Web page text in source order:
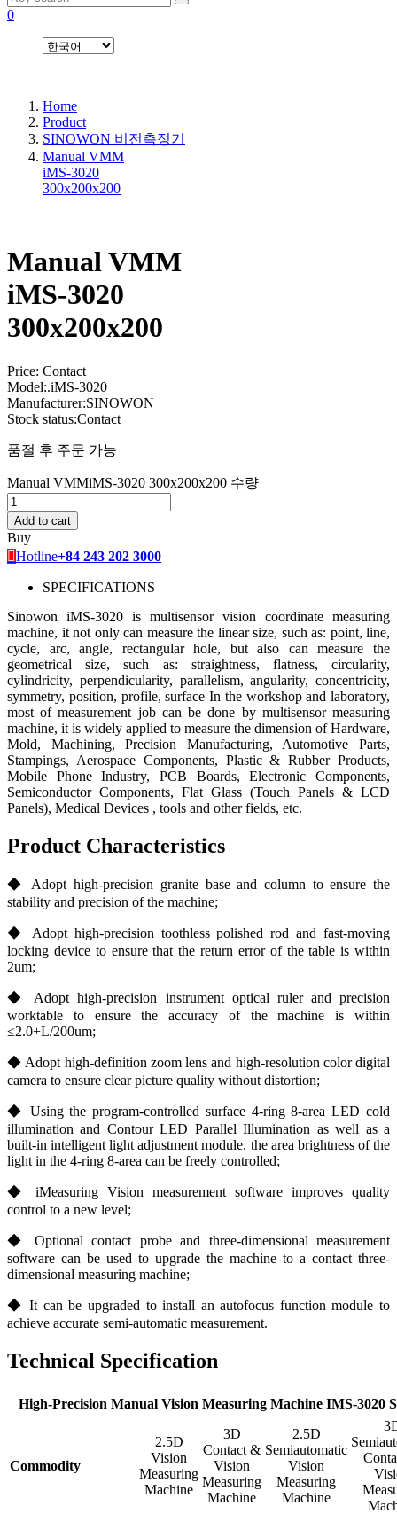
0
Home
Product
SINOWON 비전측정기
Manual VMM
iMS-3020
300x200x200
Manual VMM
iMS-3020
300x200x200
Price: Contact
Model:.iMS-3020
Manufacturer:SINOWON
Stock status:Contact
품절 후 주문 가능
Manual VMMiMS-3020 300x200x200 수량
Add to cart
Buy
Hotline+84 243 202 3000
SPECIFICATIONS
Sinowon iMS-3020 is multisensor vision coordinate measuring
machine, it not only can measure the linear size, such as: point, line,
cycle, arc, angle, rectangular hole, but also can measure the
geometrical size, such as: straightness, flatness, circularity,
cylindricity, perpendicularity, parallelism, angularity, concentricity,
symmetry, position, profile, surface In the workshop and laboratory,
most of measurement job can be done by multisensor measuring
machine, it is widely applied to measure the dimension of Hardware,
Mold, Machining, Precision Manufacturing, Automotive Parts,
Stampings, Aerospace Components, Plastic & Rubber Products,
Mobile Phone Industry, PCB Boards, Electronic Components,
Semiconductor Components, Flat Glass (Touch Panels & LCD
Panels), Medical Devices , tools and other fields, etc.
Product Characteristics
◆ Adopt high-precision granite base and column to ensure the
stability and precision of the machine;
◆ Adopt high-precision toothless polished rod and fast-moving
locking device to ensure that the return error of the table is within
2um;
◆ Adopt high-precision instrument optical ruler and precision
worktable to ensure the accuracy of the machine is within
≤2.0+L/200um;
◆ Adopt high-definition zoom lens and high-resolution color digital
camera to ensure clear picture quality without distortion;
◆ Using the program-controlled surface 4-ring 8-area LED cold
illumination and Contour LED Parallel Illumination as well as a
built-in intelligent light adjustment module, the area brightness of the
light in the 4-ring 8-area can be freely controlled;
◆ iMeasuring Vision measurement software improves quality
control to a new level;
◆ Optional contact probe and three-dimensional measurement
software can be used to upgrade the machine to a contact three-
dimensional measuring machine;
◆ It can be upgraded to install an autofocus function module to
achieve accurate semi-automatic measurement.
Technical Specification
High-Precision Manual Vision Measuring Machine IMS-3020
Commodity
2.5D
Vision
Measuring
Machine
3D
Contact &
Vision
Measuring
Machine
2.5D
Semiautomatic
Vision
Measuring
Machine